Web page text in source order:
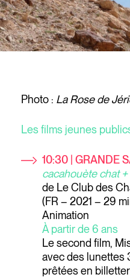
Photo : La Rose de
Les films jeunes
10:30 | GRANDE
cacahouète chat
de Le Club des
(FR – 2021 – 29
Animation
À partir de 6 ans
Le second film,
avec des lunettes
prêtées en